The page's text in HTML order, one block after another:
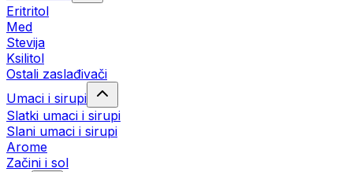
Eritritol
Med
Stevija
Ksilitol
Ostali zaslađivači
Umaci i sirupi
Slatki umaci i sirupi
Slani umaci i sirupi
Arome
Začini i sol